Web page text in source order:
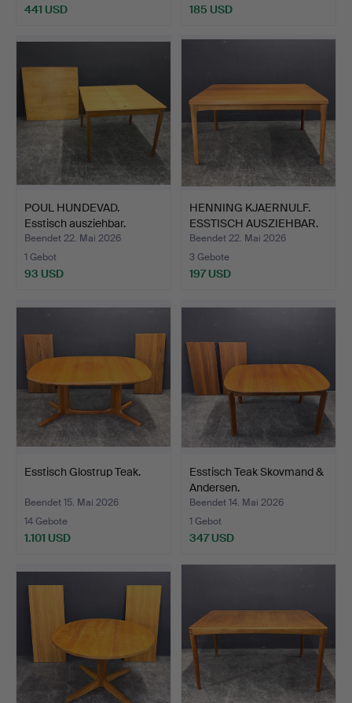
441 USD 185 USD
POUL HUNDEVAD.
Esstisch ausziehbar.
Beendet 22. Mai 2026
1 Gebot
93 USD
HENNING KJAERNULF.
ESSTISCH AUSZIEHBAR.
Beendet 22. Mai 2026
3 Gebote
197 USD
Esstisch Glostrup Teak.
Beendet 15. Mai 2026
14 Gebote
1.101 USD
Esstisch Teak Skovmand &
Andersen.
Beendet 14. Mai 2026
1 Gebot
347 USD